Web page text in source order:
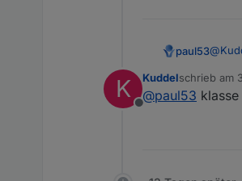
paul53@
//
K
Offline
Kuddelschrieb am
zuletzt
@paul53